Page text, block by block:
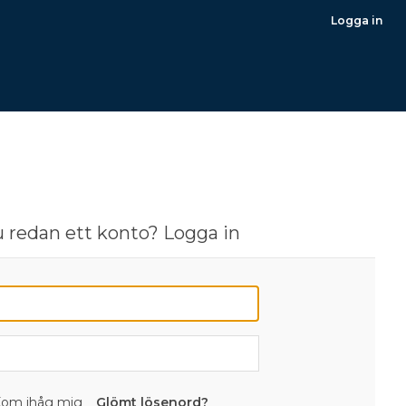
Logga in
redan ett konto? Logga in
ihåg mig Glömt lösenord?